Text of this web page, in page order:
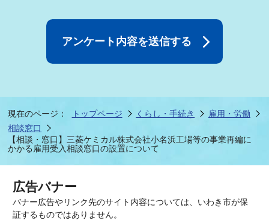
現在のページ： トップページ くらし・手続き
雇用・労働
相談窓口
【相談・窓口】三菱ケミカル株式会社小名浜工場等の事業再編に
かかる雇用受入相談窓口の設置について
広告バナー
バナー広告やリンク先のサイト内容については、いわき市が保
証するものではありません。